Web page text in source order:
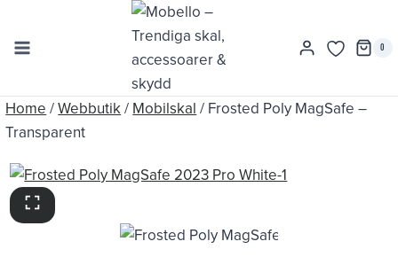
content
0
Home /Webbutik/ Mobilskal / Frosted Poly MagSafe –
Transparent